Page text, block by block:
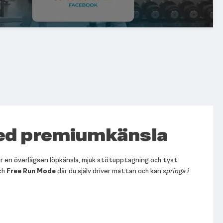
premiumkänsla
en överlägsen löpkänsla, mjuk stötupptagning och tyst
Free Run Modedär du själv driver mattan och kan springa i